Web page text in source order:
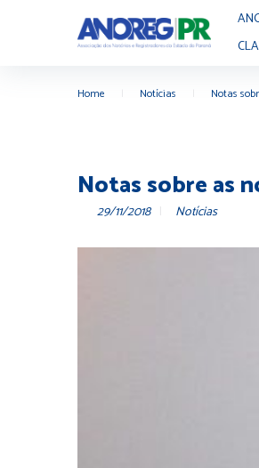
Home Notícias Notas
Notas sobre as
29/11/2018 Notícias